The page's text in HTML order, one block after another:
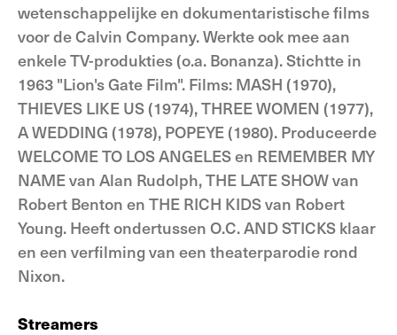
wetenschappelijke en dokumentaristische films
voor de Calvin Company. Werkte ook mee aan
enkele TV-produkties (o.a. Bonanza). Stichtte in
1963 "Lion's Gate Film". Films: MASH (1970),
THIEVES LIKE US (1974), THREE WOMEN (1977),
A WEDDING (1978), POPEYE (1980). Produceerde
WELCOME TO LOS ANGELES en REMEMBER MY
NAME van Alan Rudolph, THE LATE SHOW van
Robert Benton en THE RICH KIDS van Robert
Young. Heeft ondertussen O.C. AND STICKS klaar
en een verfilming van een theaterparodie rond
Nixon.
Streamers